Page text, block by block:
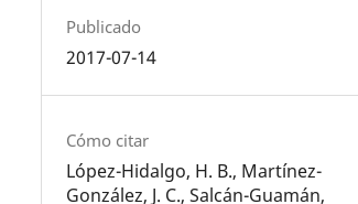
Publicado
2017-07-14
Cómo citar
López-Hidalgo, H. B., Martínez-
González, J. C., Salcán-Guamán,